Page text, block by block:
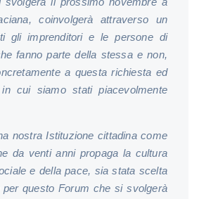
coinvolgerà attraverso un
gli imprenditori e le persone di
fanno parte della stessa e non,
a questa richiesta ed
cui siamo stati piacevolmente
nostra Istituzione cittadina come
da venti anni propaga la cultura
e della pace, sia stata scelta
questo Forum che si svolgerà